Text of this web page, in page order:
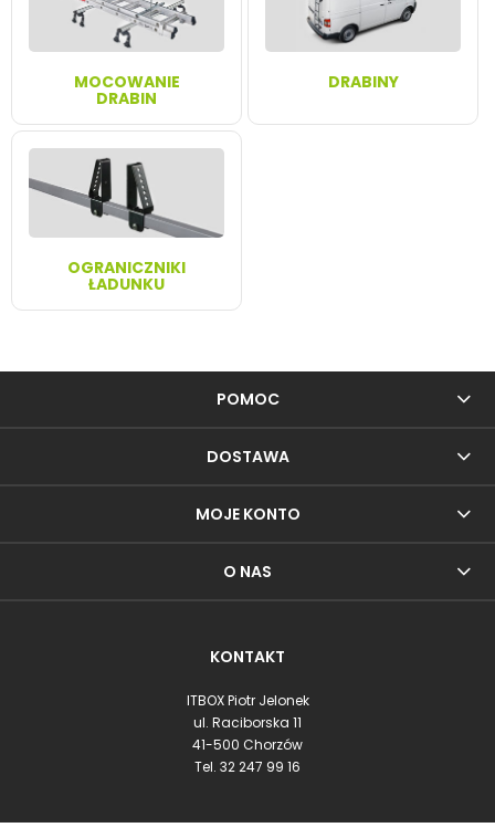
MOCOWANIE
DRABIN
DRABINY
OGRANICZNIKI
ŁADUNKU
POMOC
DOSTAWA
MOJE KONTO
O NAS
KONTAKT
ITBOX Piotr Jelonek
ul. Raciborska 11
41-500 Chorzów
Tel. 32 247 99 16